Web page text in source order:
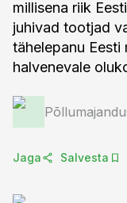
millisena riik
juhivad tootjad
tähelepanu Eesti
halvenevale
Jaga Salvesta